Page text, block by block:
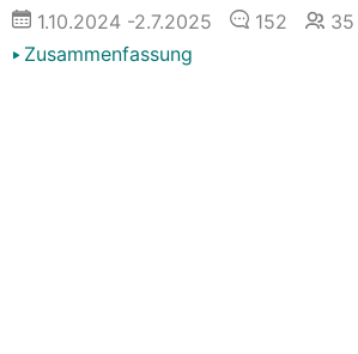
1.10.2024 -2.7.2025 152 35
Zusammenfassung